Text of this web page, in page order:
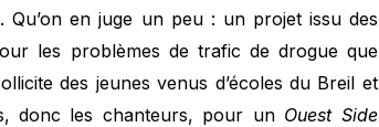
Qu’on en juge un peu : un projet issu des
les problèmes de trafic de drogue que
des jeunes venus d’écoles du Breil et
donc les chanteurs, pour un Ouest Side